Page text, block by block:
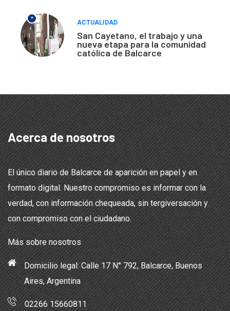
*
ACTUALIDAD
San Cayetano, el trabajo y una
nueva etapa para la comunidad
católica de Balcarce
Acerca de nosotros
El único diario de Balcarce de aparición en papel y en
formato digital. Nuestro compromiso es informar con la
verdad, con información chequeada, sin tergiversación y
con compromiso con el ciudadano.
Más sobre nosotros
Domicilio legal: Calle 17 N° 792, Balcarce, Buenos
Aires, Argentina
02266 15660811